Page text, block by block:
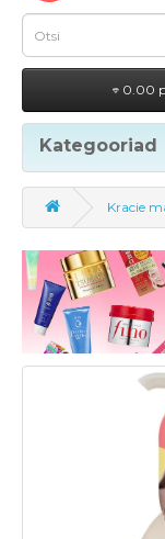
0.00
Kategooriad
Kracie